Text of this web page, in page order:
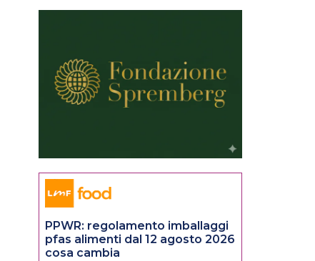
PPWR: regolamento imballaggi
pfas alimenti dal 12 agosto 2026
cosa cambia